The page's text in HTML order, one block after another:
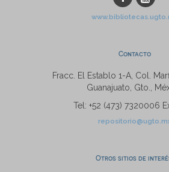
Contacto
Fracc. El Establo 1-A, Col.
Guanajuato, Gto.,
Tel: +52 (473) 7320006
Otros sitios de